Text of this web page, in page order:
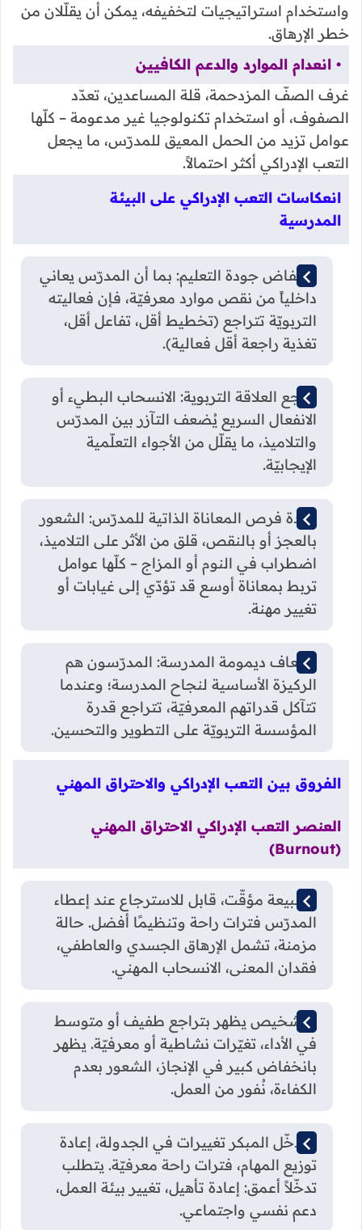
واستخدام استراتيجيات لتخفيفه، يمكن أن يقلّلان من
خطر الإرهاق.
• انعدام الموارد والدعم الكافيين
غرف الصفّ المزدحمة، قلة المساعدين، تعدّد
الصفوف، أو استخدام تكنولوجيا غير مدعومة – كلّها
عوامل تزيد من الحمل المعيق للمدرّس، ما يجعل
التعب الإدراكي أكثر احتمالاً.
انعكاسات التعب الإدراكي على البيئة
المدرسية
انخفاض جودة التعليم: بما أن المدرّس يعاني
داخلياً من نقص موارد معرفيّة، فإن فعاليته
التربويّة تتراجع (تخطيط أقل، تفاعل أقل،
تغذية راجعة أقل فعالية).
تراجع العلاقة التربوية: الانسحاب البطيء أو
الانفعال السريع يُضعف التآزر بين المدرّس
والتلاميذ، ما يقلّل من الأجواء التعلّمية
الإيجابيّة.
زيادة فرص المعاناة الذاتية للمدرّس: الشعور
بالعجز أو بالنقص، قلق من الأثر على التلاميذ،
اضطراب في النوم أو المزاج – كلّها عوامل
تربط بمعاناة أوسع قد تؤدّي إلى غيابات أو
تغيير مهنة.
إضعاف ديمومة المدرسة: المدرّسون هم
الركيزة الأساسية لنجاح المدرسة؛ وعندما
تتآكل قدراتهم المعرفيّة، تتراجع قدرة
المؤسسة التربويّة على التطوير والتحسين.
الفروق بين التعب الإدراكي والاحتراق المهني
العنصر التعب الإدراكي الاحتراق المهني
(Burnout)
الطبيعة مؤقّت، قابل للاسترجاع عند إعطاء
المدرّس فترات راحة وتنظيمًا أفضل. حالة
مزمنة، تشمل الإرهاق الجسدي والعاطفي،
فقدان المعنى، الانسحاب المهني.
التشخيص يظهر بتراجع طفيف أو متوسط
في الأداء، تغيّرات نشاطية أو معرفيّة. يظهر
بانخفاض كبير في الإنجاز، الشعور بعدم
الكفاءة، نُفور من العمل.
التدخّل المبكر تغييرات في الجدولة، إعادة
توزيع المهام، فترات راحة معرفيّة. يتطلب
تدخّلاً أعمق: إعادة تأهيل، تغيير بيئة العمل،
دعم نفسي واجتماعي.